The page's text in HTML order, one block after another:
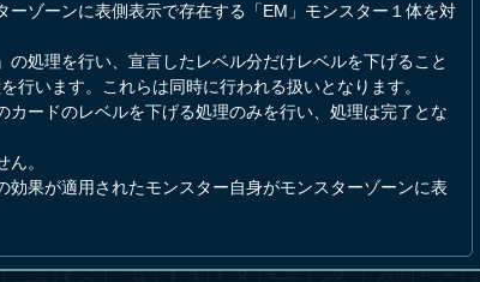
ゾーンに表側表示で存在する「EM」モンスター１体を対
処理を行い、宣言したレベル分だけレベルを下げること
います。これらは同時に行われる扱いとなります。
ードのレベルを下げる処理のみを行い、処理は完了とな
。
果が適用されたモンスター自身がモンスターゾーンに表